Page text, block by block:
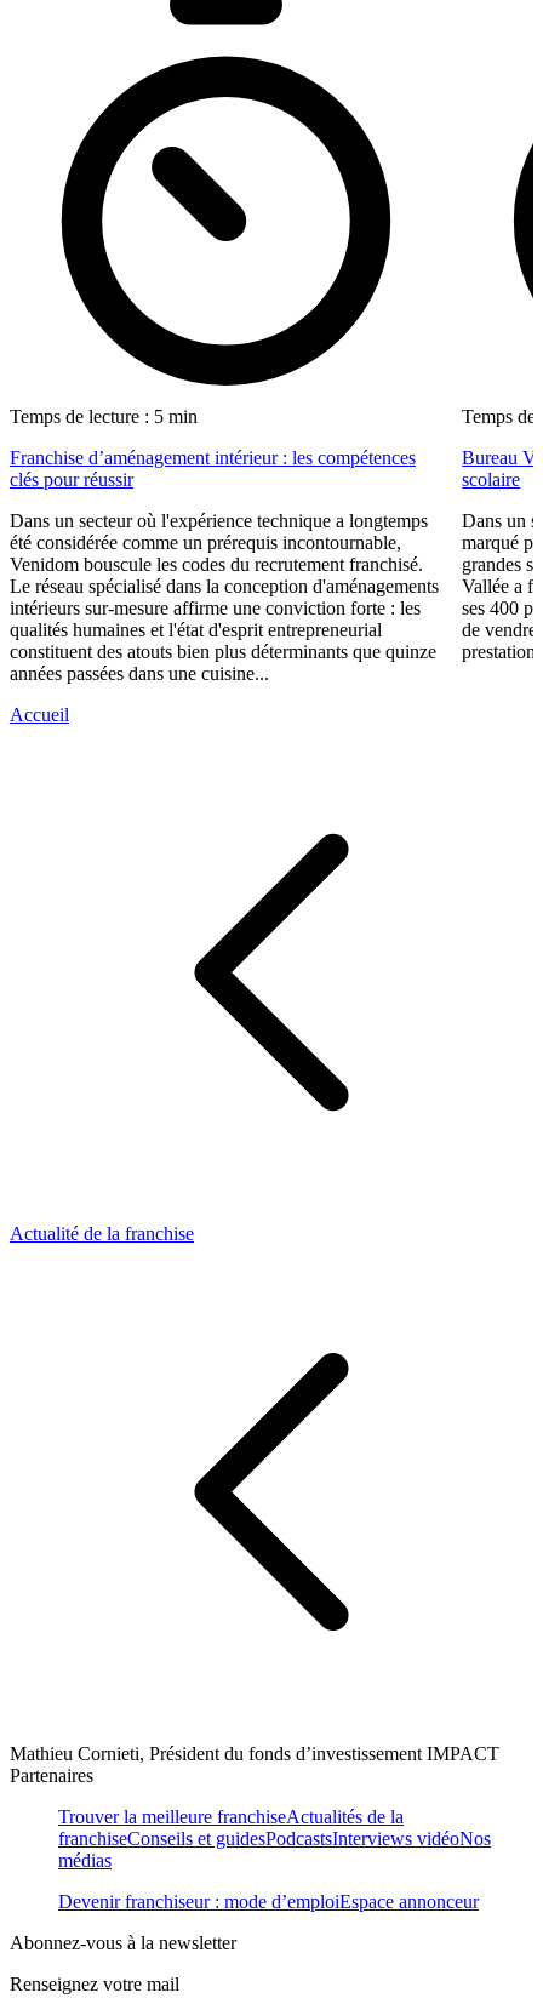
Temps de lecture : 5 min
Franchise d’aménagement intérieur : les compétences
clés pour réussir
Dans un secteur où l'expérience technique a longtemps
été considérée comme un prérequis incontournable,
Venidom bouscule les codes du recrutement franchisé.
Le réseau spécialisé dans la conception d'aménagements
intérieurs sur-mesure affirme une conviction forte : les
qualités humaines et l'état d'esprit entrepreneurial
constituent des atouts bien plus déterminants que quinze
années passées dans une cuisine...
Temps de
Bureau
scolaire
Dans un
marqué
grandes
Vallée a
ses 400
de vendre
Accueil
Actualité de la franchise
Mathieu Cornieti, Président du fonds d’investissement IMPACT
Partenaires
Trouver la meilleure franchiseActualités de la
franchiseConseils et guidesPodcastsInterviews vidéoNos
médias
Devenir franchiseur : mode d’emploiEspace annonceur
Abonnez-vous à la newsletter
Renseignez votre mail